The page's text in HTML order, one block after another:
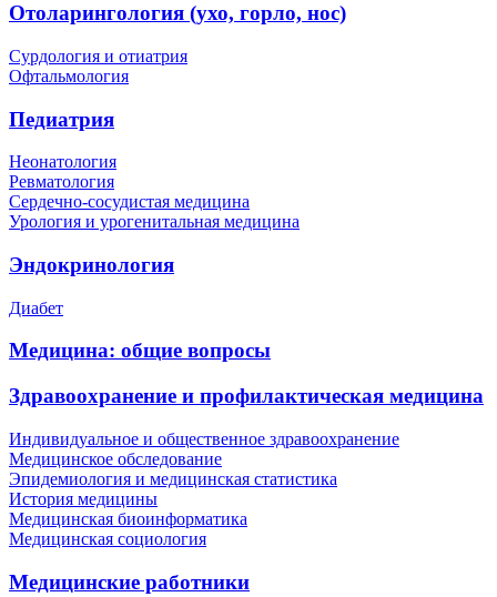
Отоларингология (ухо, горло, нос)
Сурдология и отиатрия
Офтальмология
Педиатрия
Неонатология
Ревматология
Сердечно-сосудистая медицина
Урология и урогенитальная медицина
Эндокринология
Диабет
Медицина: общие вопросы
Здравоохранение и профилактическая медицина
Индивидуальное и общественное здравоохранение
Медицинское обследование
Эпидемиология и медицинская статистика
История медицины
Медицинская биоинформатика
Медицинская социология
Медицинские работники